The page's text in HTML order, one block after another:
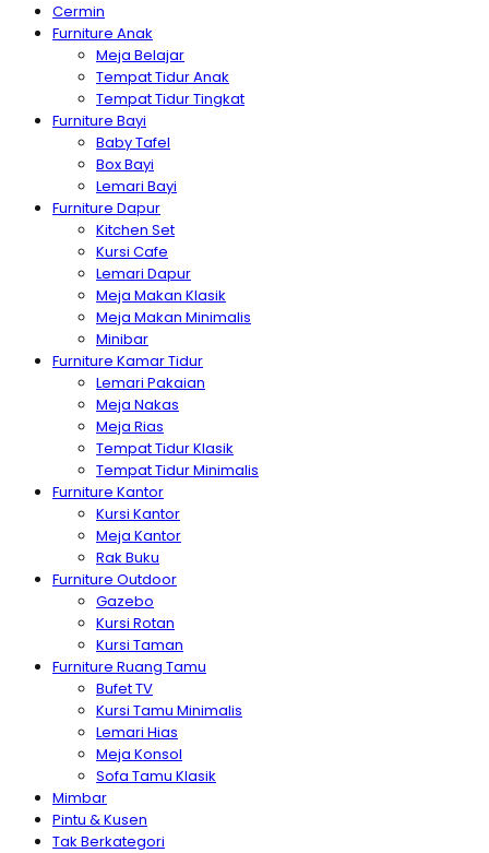
Cermin
Furniture Anak
Meja Belajar
Tempat Tidur Anak
Tempat Tidur Tingkat
Furniture Bayi
Baby Tafel
Box Bayi
Lemari Bayi
Furniture Dapur
Kitchen Set
Kursi Cafe
Lemari Dapur
Meja Makan Klasik
Meja Makan Minimalis
Minibar
Furniture Kamar Tidur
Lemari Pakaian
Meja Nakas
Meja Rias
Tempat Tidur Klasik
Tempat Tidur Minimalis
Furniture Kantor
Kursi Kantor
Meja Kantor
Rak Buku
Furniture Outdoor
Gazebo
Kursi Rotan
Kursi Taman
Furniture Ruang Tamu
Bufet TV
Kursi Tamu Minimalis
Lemari Hias
Meja Konsol
Sofa Tamu Klasik
Mimbar
Pintu & Kusen
Tak Berkategori